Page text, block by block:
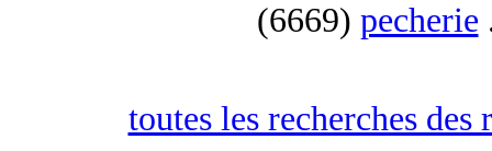
(6669) pecherie
toutes les recherches